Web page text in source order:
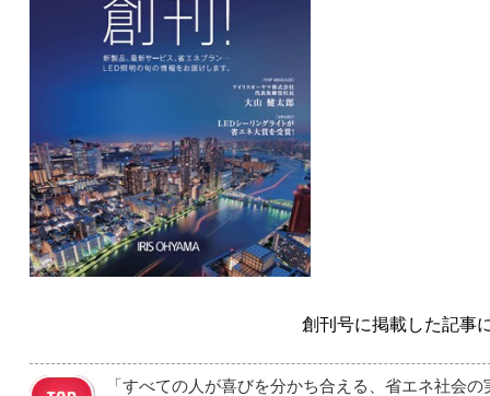
創刊号に掲載した記事
「すべての人が喜びを分かち合える、省エネ社会の